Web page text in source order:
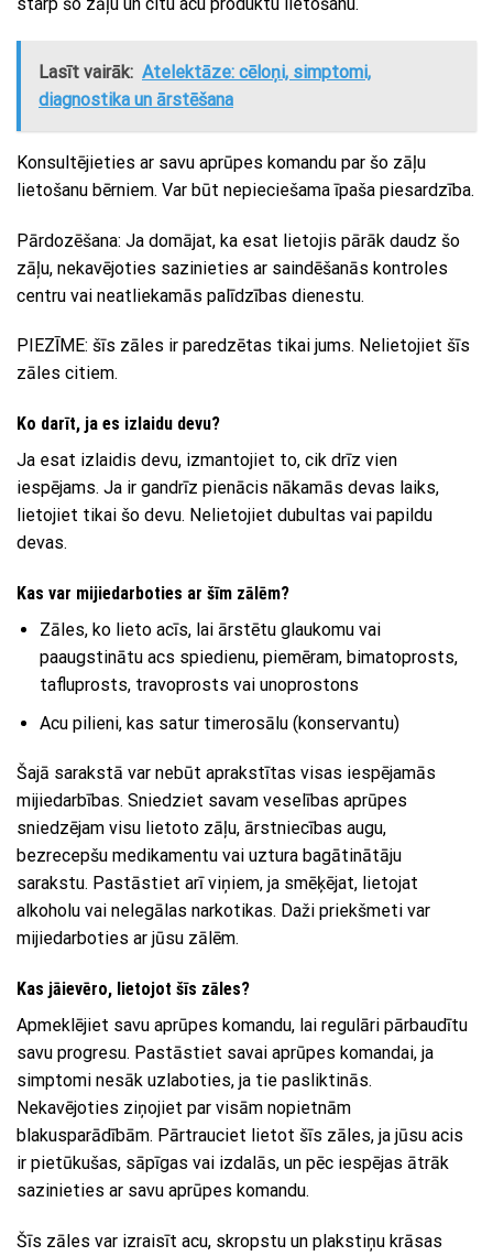
Lasīt vairāk: Atelektāze: cēloņi, simptomi,
diagnostika un ārstēšana
Konsultējieties ar savu aprūpes komandu par šo zāļu
lietošanu bērniem. Var būt nepieciešama īpaša piesardzība.
Pārdozēšana: Ja domājat, ka esat lietojis pārāk daudz šo
zāļu, nekavējoties sazinieties ar saindēšanās kontroles
centru vai neatliekamās palīdzības dienestu.
PIEZĪME: šīs zāles ir paredzētas tikai jums. Nelietojiet šīs
zāles citiem.
Ko darīt, ja es izlaidu devu?
Ja esat izlaidis devu, izmantojiet to, cik drīz vien
iespējams. Ja ir gandrīz pienācis nākamās devas laiks,
lietojiet tikai šo devu. Nelietojiet dubultas vai papildu
devas.
Kas var mijiedarboties ar šīm zālēm?
Zāles, ko lieto acīs, lai ārstētu glaukomu vai
paaugstinātu acs spiedienu, piemēram, bimatoprosts,
tafluprosts, travoprosts vai unoprostons
Acu pilieni, kas satur timerosālu (konservantu)
Šajā sarakstā var nebūt aprakstītas visas iespējamās
mijiedarbības. Sniedziet savam veselības aprūpes
sniedzējam visu lietoto zāļu, ārstniecības augu,
bezrecepšu medikamentu vai uztura bagātinātāju
sarakstu. Pastāstiet arī viņiem, ja smēķējat, lietojat
alkoholu vai nelegālas narkotikas. Daži priekšmeti var
mijiedarboties ar jūsu zālēm.
Kas jāievēro, lietojot šīs zāles?
Apmeklējiet savu aprūpes komandu, lai regulāri pārbaudītu
savu progresu. Pastāstiet savai aprūpes komandai, ja
simptomi nesāk uzlaboties, ja tie pasliktinās.
Nekavējoties ziņojiet par visām nopietnām
blakusparādībām. Pārtrauciet lietot šīs zāles, ja jūsu acis
ir pietūkušas, sāpīgas vai izdalās, un pēc iespējas ātrāk
sazinieties ar savu aprūpes komandu.
Šīs zāles var izraisīt acu, skropstu un plakstiņu krāsas